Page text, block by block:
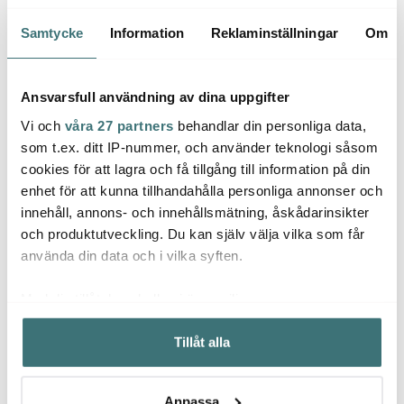
Samtycke Information Reklaminställningar Om
Ansvarsfull användning av dina uppgifter
Vi och våra 27 partners behandlar din personliga data,
som t.ex. ditt IP-nummer, och använder teknologi såsom
cookies för att lagra och få tillgång till information på din
enhet för att kunna tillhandahålla personliga annonser och
innehåll, annons- och innehållsmätning, åskådarinsikter
och produktutveckling. Du kan själv välja vilka som får
använda din data och i vilka syften.
Samla in information om din geografiska plats som
kan ha en noggrannhet på upp till flera meter
Identifiera din enhet genom att aktivt skanna den för
Tillåt alla
chorizo
Läs mer
och räkor